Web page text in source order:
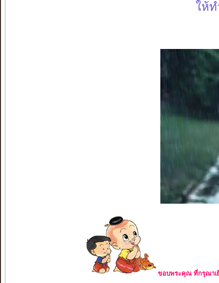
ให้ท
ขอบพระคุณ ที่กรุณาเ